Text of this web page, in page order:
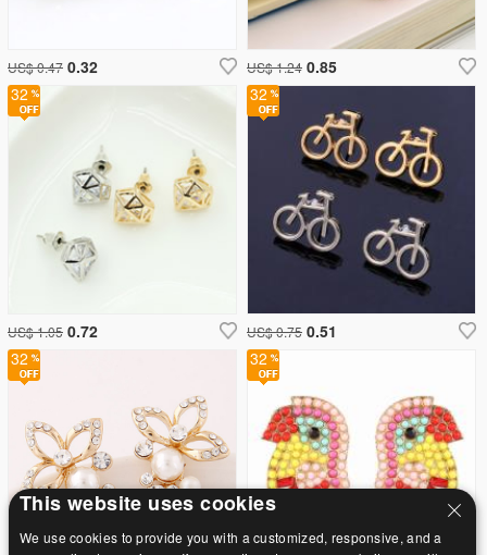
32
32
US$ 1.05 0.72
US$ 0.47 0.32
32
32
US$ 0.75 0.51
US$ 1.24 0.85
This website uses cookies
We use cookies to provide you with a customized, responsive, and a